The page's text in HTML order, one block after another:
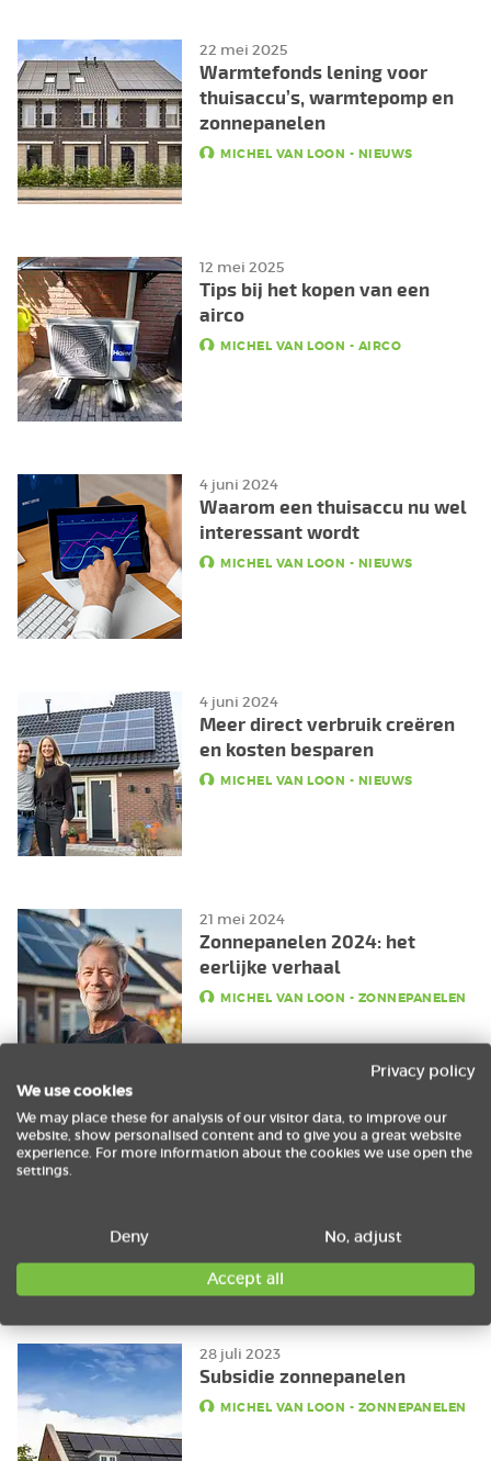
22 mei 2025
Warmtefonds lening voor
thuisaccu’s, warmtepomp en
zonnepanelen
MICHEL VAN LOON - NIEUWS
12 mei 2025
Tips bij het kopen van een
airco
MICHEL VAN LOON - AIRCO
4 juni 2024
Waarom een thuisaccu nu wel
interessant wordt
MICHEL VAN LOON - NIEUWS
4 juni 2024
Meer direct verbruik creëren
en kosten besparen
MICHEL VAN LOON - NIEUWS
21 mei 2024
Zonnepanelen 2024: het
eerlijke verhaal
MICHEL VAN LOON - ZONNEPANELEN
1 mei 2024
Terugleverkosten bij
28 juli 2023
Subsidie zonnepanelen
MICHEL VAN LOON - ZONNEPANELEN
Privacy policy
We use cookies
We may place these for analysis of our visitor data, to improve our
website, show personalised content and to give you a great website
experience. For more information about the cookies we use open the
settings.
Deny No, adjust
Accept all